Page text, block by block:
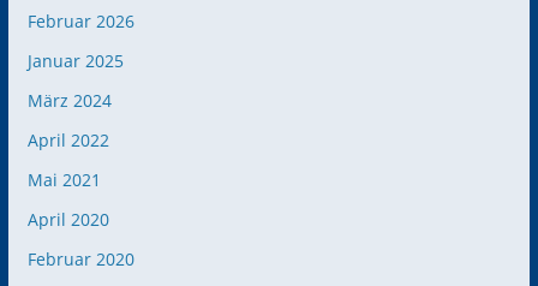
Februar 2026
Januar 2025
März 2024
April 2022
Mai 2021
April 2020
Februar 2020